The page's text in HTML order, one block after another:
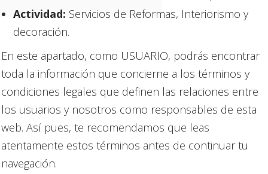
Actividad: Servicios de Reformas, Interiorismo y
decoración.
En este apartado, como USUARIO, podrás encontrar
toda la información que concierne a los términos y
condiciones legales que definen las relaciones entre
los usuarios y nosotros como responsables de esta
web. Así pues, te recomendamos que leas
atentamente estos términos antes de continuar tu
navegación.